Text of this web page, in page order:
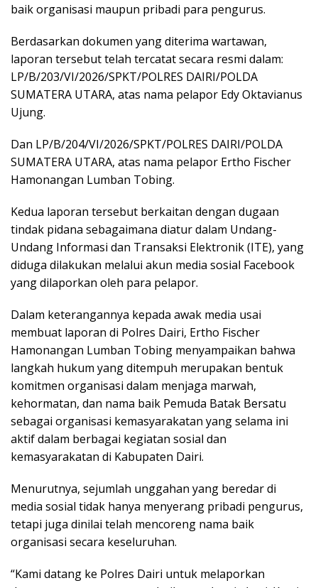
baik organisasi maupun pribadi para pengurus.
Berdasarkan dokumen yang diterima wartawan,
laporan tersebut telah tercatat secara resmi dalam:
LP/B/203/VI/2026/SPKT/POLRES DAIRI/POLDA
SUMATERA UTARA, atas nama pelapor Edy Oktavianus
Ujung.
Dan LP/B/204/VI/2026/SPKT/POLRES DAIRI/POLDA
SUMATERA UTARA, atas nama pelapor Ertho Fischer
Hamonangan Lumban Tobing.
Kedua laporan tersebut berkaitan dengan dugaan
tindak pidana sebagaimana diatur dalam Undang-
Undang Informasi dan Transaksi Elektronik (ITE), yang
diduga dilakukan melalui akun media sosial Facebook
yang dilaporkan oleh para pelapor.
Dalam keterangannya kepada awak media usai
membuat laporan di Polres Dairi, Ertho Fischer
Hamonangan Lumban Tobing menyampaikan bahwa
langkah hukum yang ditempuh merupakan bentuk
komitmen organisasi dalam menjaga marwah,
kehormatan, dan nama baik Pemuda Batak Bersatu
sebagai organisasi kemasyarakatan yang selama ini
aktif dalam berbagai kegiatan sosial dan
kemasyarakatan di Kabupaten Dairi.
Menurutnya, sejumlah unggahan yang beredar di
media sosial tidak hanya menyerang pribadi pengurus,
tetapi juga dinilai telah mencoreng nama baik
organisasi secara keseluruhan.
“Kami datang ke Polres Dairi untuk melaporkan